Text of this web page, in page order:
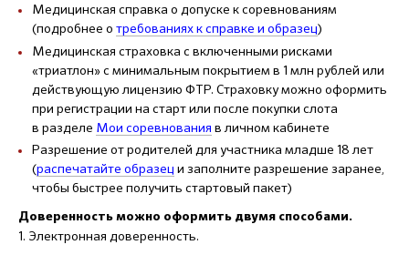
Медицинская справка о допуске к соревнованиям
(подробнее о требованиях к справке и образец)
Медицинская страховка с включенными рисками
«триатлон» с минимальным покрытием в 1 млн рублей или
действующую лицензию ФТР. Страховку можно оформить
при регистрации на старт или после покупки слота
в разделе Мои соревнования в личном кабинете
Разрешение от родителей для участника младше 18 лет
(распечатайте образец и заполните разрешение заранее,
чтобы быстрее получить стартовый пакет)
Доверенность можно оформить двумя способами.
1. Электронная доверенность.